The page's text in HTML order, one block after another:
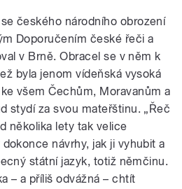
českého národního obrození
Doporučením české řeči a
v Brně. Obracel se v něm k
byla jenom vídeňská vysoká
všem Čechům, Moravanům a
stydí za svou mateřštinu. „Řeč
několika lety tak velice
návrhy, jak ji vyhubit a
státní jazyk, totiž němčinu.
– a příliš odvážná – chtít